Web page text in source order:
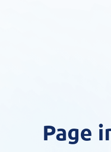
Page